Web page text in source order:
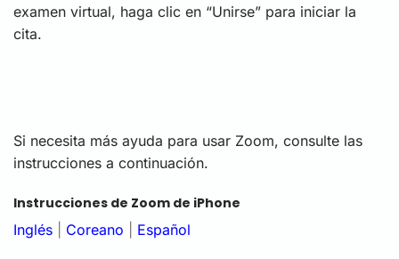
examen virtual, haga clic en “Unirse” para iniciar la
cita.
Si necesita más ayuda para usar Zoom, consulte las
instrucciones a continuación.
Instrucciones de Zoom de iPhone
Inglés
Coreano Español